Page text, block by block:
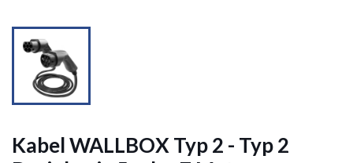
Kabel WALLBOX Typ 2 - Typ 2